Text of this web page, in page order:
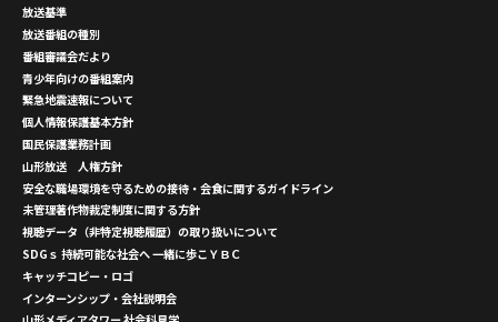
放送基準
放送番組の種別
番組審議会だより
青少年向けの番組案内
緊急地震速報について
個人情報保護基本方針
国民保護業務計画
山形放送 人権方針
安全な職場環境を守るための接待・会食に関するガイドライン
未管理著作物裁定制度に関する方針
視聴データ（非特定視聴履歴）の取り扱いについて
SDGｓ 持続可能な社会へ 一緒に歩こＹＢＣ
キャッチコピー・ロゴ
インターンシップ・会社説明会